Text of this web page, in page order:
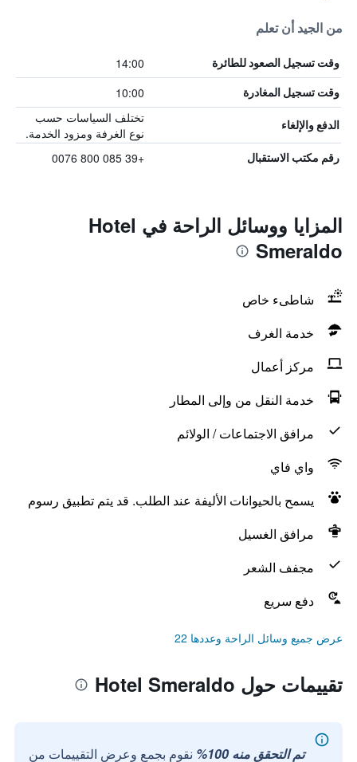
من الجيد أن تعلم
وقت تسجيل الصعود للطائرة 14:00
وقت تسجيل المغادرة 10:00
الدفع والإلغاء
تختلف السياسات حسب
نوع الغرفة ومزود الخدمة.
رقم مكتب الاستقبال +39 085 800 0076
المزايا ووسائل الراحة في Hotel
Smeraldo
شاطىء خاص
خدمة الغرف
مركز أعمال
خدمة النقل من وإلى المطار
مرافق الاجتماعات / الولائم
واي فاي
يسمح بالحيوانات الأليفة عند الطلب. قد يتم تطبيق رسوم
مرافق الغسيل
مجفف الشعر
دفع سريع
عرض جميع وسائل الراحة وعددها 22
تقييمات حول Hotel Smeraldo
تم التحقق منه 100% نقوم بجمع وعرض التقييمات من